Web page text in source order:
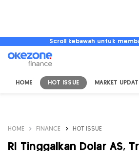
Scroll kebawah untuk
HOME HOT ISSUE MARKET
HOME FINANCE HOT ISSUE
RI Tinggalkan Dolar AS,